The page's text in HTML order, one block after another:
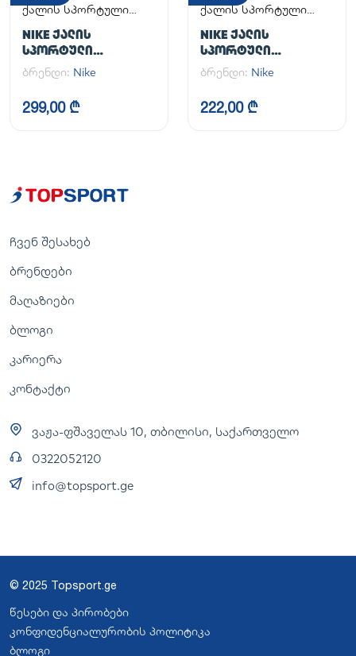
ქალის სპორტული
NIKE ᲥᲐᲚᲘᲡ
ᲡᲞᲝᲠᲢᲣᲚᲘ
ᲤᲔᲮᲡᲐᲪᲛᲔᲚᲘ
ბრენდი: Nike
299,00 ₾
ქალის სპორტული
NIKE ᲥᲐᲚᲘᲡ
ᲡᲞᲝᲠᲢᲣᲚᲘ
ᲤᲔᲮᲡᲐᲪᲛᲔᲚᲘ
ბრენდი: Nike
222,00 ₾
ჩვენ შესახებ
ბრენდები
მაღაზიები
ბლოგი
კარიერა
კონტაქტი
ვაჟა-ფშაველას 10, თბილისი, საქართველო
0322052120
info@topsport.ge
© 2025 Topsport.ge
წესები და პირობები
კონფიდენციალურობის პოლიტიკა
ბლოგი